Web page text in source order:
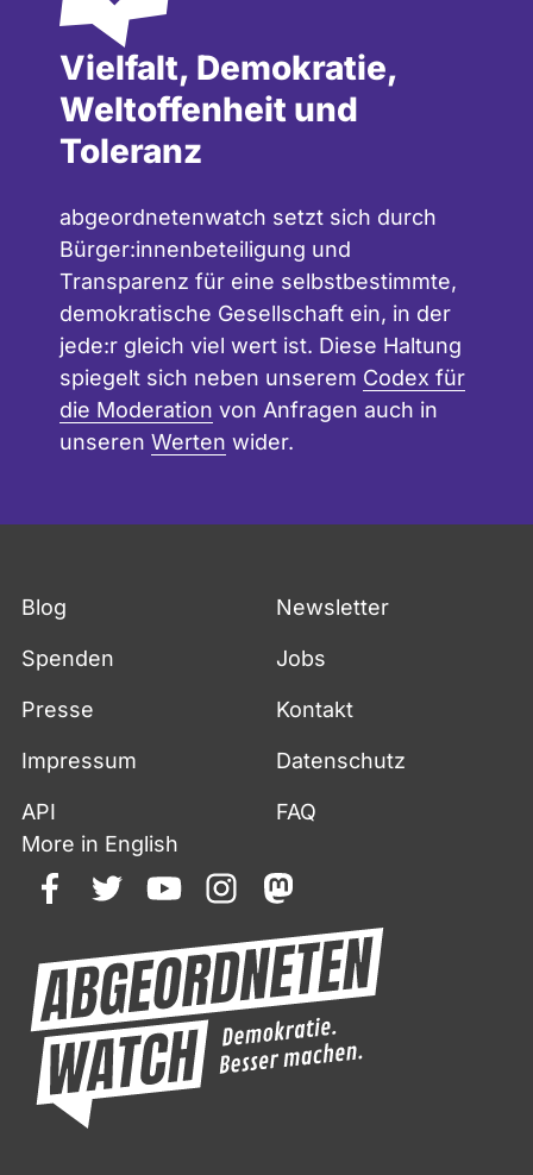
Vielfalt, Demokratie,
Weltoffenheit und
Toleranz
abgeordnetenwatch setzt sich durch
Bürger:innenbeteiligung und
Transparenz für eine selbstbestimmte,
demokratische Gesellschaft ein, in der
jede:r gleich viel wert ist. Diese Haltung
spiegelt sich neben unserem Codex für
die Moderation von Anfragen auch in
unseren Werten wider.
Blog Newsletter
Spenden Jobs
Presse Kontakt
Impressum Datenschutz
API
FAQ
More in English
facebooktwitteryoutubeinstagrammastodon